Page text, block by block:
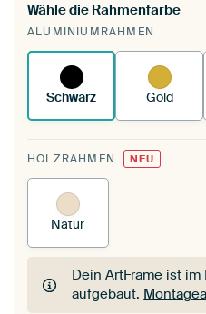
Du spannst einen
deinen vorhandenen
funktioniert es.
Wähle die Rahmenfarbe
ALUMINIUMRAHMEN
Schwarz Gold
HOLZRAHMEN NEU
Natur
Dein ArtFrame ist
aufgebaut.